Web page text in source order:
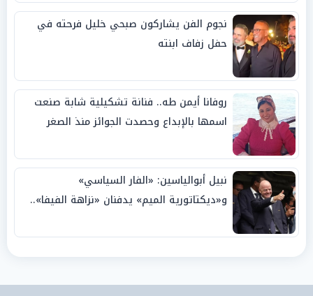
نجوم الفن يشاركون صبحي خليل فرحته في
حفل زفاف ابنته
روفانا أيمن طه.. فنانة تشكيلية شابة صنعت
اسمها بالإبداع وحصدت الجوائز منذ الصغر
نبيل أبوالياسين: «الفار السياسي»
و«ديكتاتورية الميم» يدفنان «نزاهة الفيفا»..